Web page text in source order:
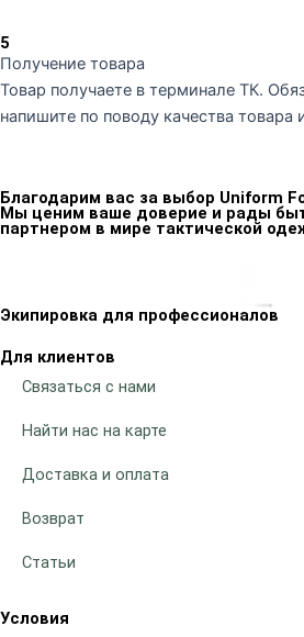
5
Получение товара
Товар получаете в терминале ТК.
напишите по поводу качества товара
Благодарим вас за выбор Uniform
Мы ценим ваше доверие и рады
партнером в мире тактической
Экипировка для профессионалов
Для клиентов
Связаться с нами
Найти нас на карте
Доставка и оплата
Возврат
Статьи
Условия